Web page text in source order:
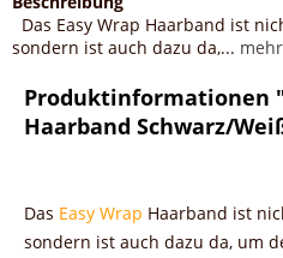
Das Easy Wrap Haarband ist
sondern ist auch dazu da,... mehr
Produktinformationen
Haarband Schwarz/
Das Easy Wrap Haarband ist
sondern ist auch dazu da, um